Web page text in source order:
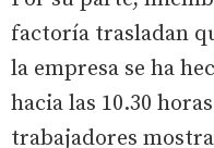
factoría trasladan
la empresa se ha
hacia las 10.30
trabajadores